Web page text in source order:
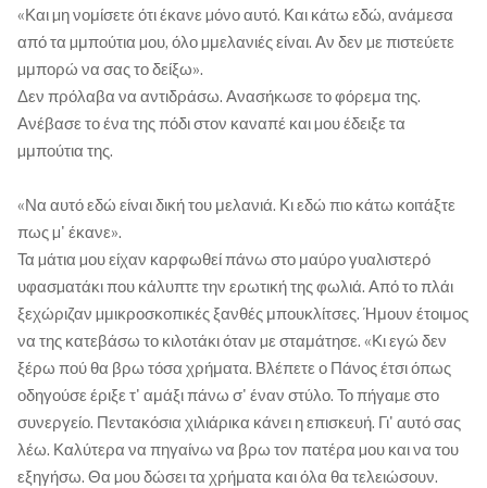
«Και µη νομίσετε ότι έκανε µόνο αυτό. Και κάτω εδώ, ανάμεσα
από τα µμπούτια µου, όλο µμελανιές είναι. Αν δεν µε πιστεύετε
µμπορώ να σας το δείξω».
Δεν πρόλαβα να αντιδράσω. Ανασήκωσε το φόρεμα της.
Ανέβασε το ένα της πόδι στον καναπέ και µου έδειξε τα
µμπούτια της.
«Να αυτό εδώ είναι δική του μελανιά. Κι εδώ πιο κάτω κοιτάξτε
πως µ' έκανε».
Τα µάτια µου είχαν καρφωθεί πάνω στο μαύρο γυαλιστερό
υφασµατάκι που κάλυπτε την ερωτική της φωλιά. Από το πλάι
ξεχώριζαν µμικροσκοπικές ξανθές μπουκλίτσες. Ήμουν έτοιμος
να της κατεβάσω το κιλοτάκι όταν µε σταμάτησε. «Κι εγώ δεν
ξέρω πού θα βρω τόσα χρήματα. Βλέπετε ο Πάνος έτσι όπως
οδηγούσε έριξε τ' αμάξι πάνω σ' έναν στύλο. Το πήγαµε στο
συνεργείο. Πεντακόσια χιλιάρικα κάνει η επισκευή. Γι' αυτό σας
λέω. Καλύτερα να πηγαίνω να βρω τον πατέρα µου και να του
εξηγήσω. Θα µου δώσει τα χρήματα και όλα θα τελειώσουν.